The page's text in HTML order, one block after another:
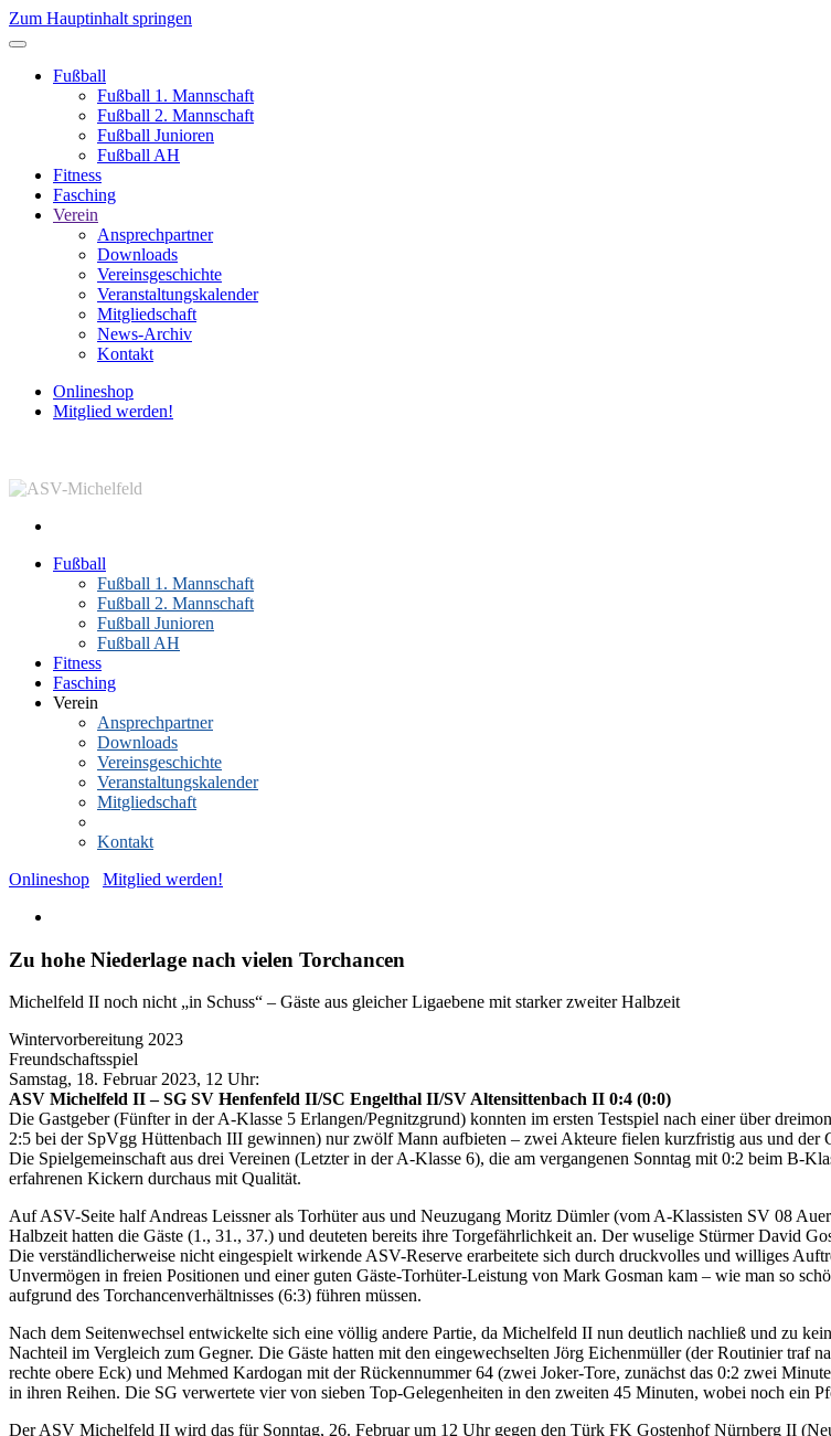
Zum Hauptinhalt springen
Fußball
Fußball 1. Mannschaft
Fußball 2. Mannschaft
Fußball Junioren
Fußball AH
Fitness
Fasching
Verein
Ansprechpartner
Downloads
Vereinsgeschichte
Veranstaltungskalender
Mitgliedschaft
News-Archiv
Kontakt
Onlineshop
Mitglied werden!
Fußball
Fußball 1. Mannschaft
Fußball 2. Mannschaft
Fußball Junioren
Fußball AH
Fitness
Fasching
Verein
Ansprechpartner
Downloads
Vereinsgeschichte
Veranstaltungskalender
Mitgliedschaft
Kontakt
Onlineshop
Mitglied werden!
Zu hohe Niederlage nach vielen Torchancen
Michelfeld II noch nicht „in Schuss“ – Gäste aus gleicher Ligaebene mit starker zweiter Halbzeit
Wintervorbereitung 2023
Freundschaftsspiel
Samstag, 18. Februar 2023, 12 Uhr:
ASV Michelfeld II – SG SV Henfenfeld II/SC Engelthal II/SV Altensittenbach II 0:4 (0:0)
Die Gastgeber (Fünfter in der A-Klasse 5 Erlangen/Pegnitzgrund) konnten im ersten Testspiel nach einer über
2:5 bei der SpVgg Hüttenbach III gewinnen) nur zwölf Mann aufbieten – zwei Akteure fielen kurzfristig aus und der
Die Spielgemeinschaft aus drei Vereinen (Letzter in der A-Klasse 6), die am vergangenen Sonntag mit 0:2 beim B-
erfahrenen Kickern durchaus mit Qualität.
Auf ASV-Seite half Andreas Leissner als Torhüter aus und Neuzugang Moritz Dümler (vom A-Klassisten SV 08
Halbzeit hatten die Gäste (1., 31., 37.) und deuteten bereits ihre Torgefährlichkeit an. Der wuselige Stürmer David
Die verständlicherweise nicht eingespielt wirkende ASV-Reserve erarbeitete sich durch druckvolles und williges
Unvermögen in freien Positionen und einer guten Gäste-Torhüter-Leistung von Mark Gosman kam – wie man so
aufgrund des Torchancenverhältnisses (6:3) führen müssen.
Nach dem Seitenwechsel entwickelte sich eine völlig andere Partie, da Michelfeld II nun deutlich nachließ und zu
Nachteil im Vergleich zum Gegner. Die Gäste hatten mit den eingewechselten Jörg Eichenmüller (der Routinier traf
rechte obere Eck) und Mehmed Kardogan mit der Rückennummer 64 (zwei Joker-Tore, zunächst das 0:2 zwei
in ihren Reihen. Die SG verwertete vier von sieben Top-Gelegenheiten in den zweiten 45 Minuten, wobei noch ein
Der ASV Michelfeld II wird das für Sonntag, 26. Februar um 12 Uhr gegen den Türk FK Gostenhof Nürnberg II